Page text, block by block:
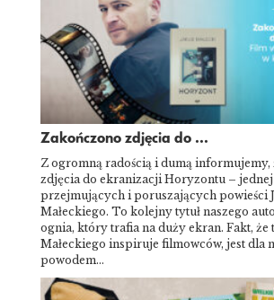
Zakończono zdjęcia do ...
Z ogromną radością i dumą informujemy,
zdjęcia do ekranizacji Horyzontu –
przejmujących i poruszających powieści
Małeckiego. To kolejny tytuł naszego
ognia, który trafia na duży ekran. Fakt, że
Małeckiego inspiruje filmowców, jest dla
powodem…